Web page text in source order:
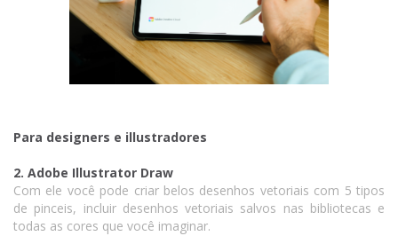
Para designers e illustradores
2. Adobe Illustrator Draw
Com ele você pode criar belos desenhos vetoriais com 5 tipos
de pinceis, incluir desenhos vetoriais salvos nas bibliotecas e
todas as cores que você imaginar.